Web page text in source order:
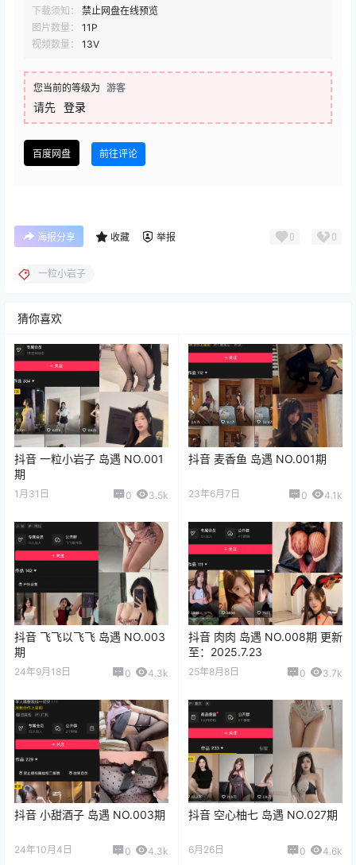
下载须知：
禁止网盘在线预览
图片数量：
11P
视频数量：
13V
您当前的等级为 游客
请先 登录
百度网盘 前往评论
海报分享 收藏 举报 0 0
一粒小岩子
猜你喜欢
抖音 一粒小岩子 岛遇 NO.001
期
1月31日 0 3.5k
抖音 麦香鱼 岛遇 NO.001期
23年6月7日 0 4.1k
抖音 飞飞以飞飞 岛遇 NO.003
期
24年9月18日 0 4.3k
抖音 肉肉 岛遇 NO.008期 更新
至：2025.7.23
25年8月8日 0 3.7k
抖音 小甜酒子 岛遇 NO.003期
24年10月4日 0 4.3k
抖音 空心柚七 岛遇 NO.027期
6月26日 0 4.6k